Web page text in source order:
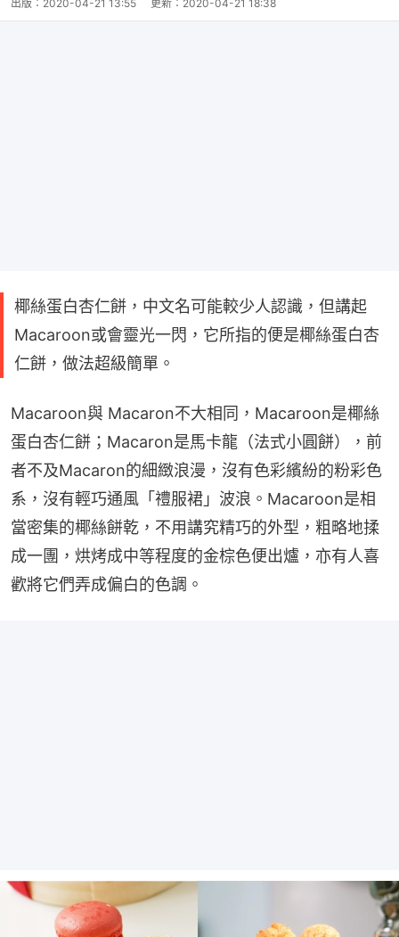
出版： 2020-04-21 13:55 更新： 2020-04-21 18:38
椰絲蛋白杏仁餅，中文名可能較少人認識，但講起
Macaroon或會靈光一閃，它所指的便是椰絲蛋白杏
仁餅，做法超級簡單。
Macaroon與 Macaron不大相同，Macaroon是椰絲
蛋白杏仁餅；Macaron是馬卡龍（法式小圓餅），前
者不及Macaron的細緻浪漫，沒有色彩繽紛的粉彩色
系，沒有輕巧通風「禮服裙」波浪。Macaroon是相
當密集的椰絲餅乾，不用講究精巧的外型，粗略地揉
成一團，烘烤成中等程度的金棕色便出爐，亦有人喜
歡將它們弄成偏白的色調。